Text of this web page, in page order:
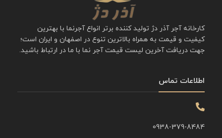
کارخانه آجر آذر دژ تولید کننده برتر انواع آجرنما با بهترین
کیفیت و قیمت به همراه بالاترین تنوع در اصفهان و ایران است؛
جهت دریافت آخرین لیست قیمت آجر نما با ما در ارتباط باشید.
اطلاعات تماس
0938-379-8484